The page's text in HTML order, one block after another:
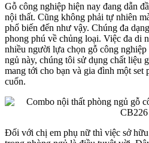
Gỗ công nghiệp hiện nay đang dẫn
nội thất. Cũng không phải tự nhiên
phổ biến đến như vậy. Chúng đa
phong phú về chủng loại. Việc đa di
nhiều người lựa chọn gỗ công
ngủ này, chúng tôi sử dụng chất liệu
mang tới cho bạn và gia đình một set
cuốn.
Đối với chị em phụ nữ thì việc sở